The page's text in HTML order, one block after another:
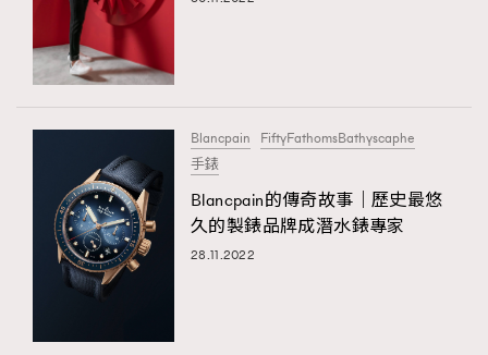
TRENDING
EmpowerF
FashionWeek
Blancpain
FiftyFathomsBathyscaphe
手錶
Blancpain的傳奇故事｜歷史最悠
久的製錶品牌成潛水錶專家
28.11.2022